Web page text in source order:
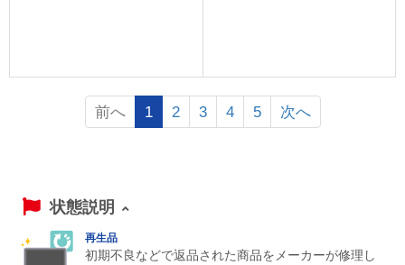
前へ 1 2 3 4 5 次へ
状態説明
再生品
初期不良などで返品された商品をメーカーが修理し